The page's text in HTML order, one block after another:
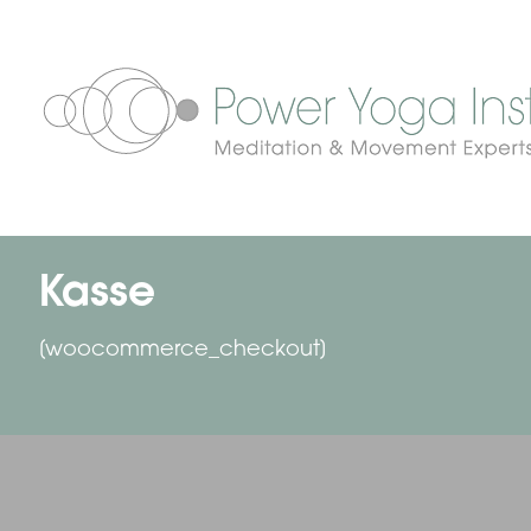
Kasse
[woocommerce_checkout]